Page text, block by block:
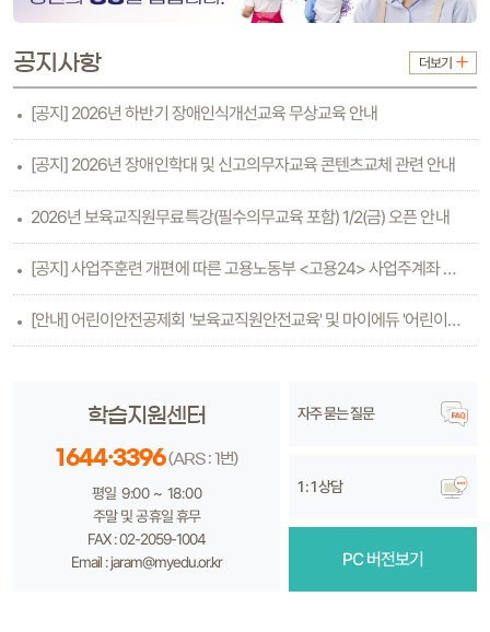
공지사항 더보기
[공지] 2026년 하반기 장애인식개선교육 무상교육 안내
[공지] 2026년 장애인학대 및 신고의무자교육 콘텐츠교체 관련 안내
2026년 보육교직원무료특강(필수의무교육 포함) 1/2(금) 오픈 안내
[공지] 사업주훈련 개편에 따른 고용노동부 <고용24> 사업주계좌 등록방법 안내(6.26수..
[안내] 어린이안전공제회 '보육교직원안전교육' 및 마이에듀 '어린이안전교육'
학습지원센터
1644·3396 (ARS : 1번)
평일 9:00 ~ 18:00
주말 및 공휴일 휴무
FAX : 02-2059-1004
Email : jaram@myedu.or.kr
자주 묻는 질문
1 : 1 상담
PC 버전보기